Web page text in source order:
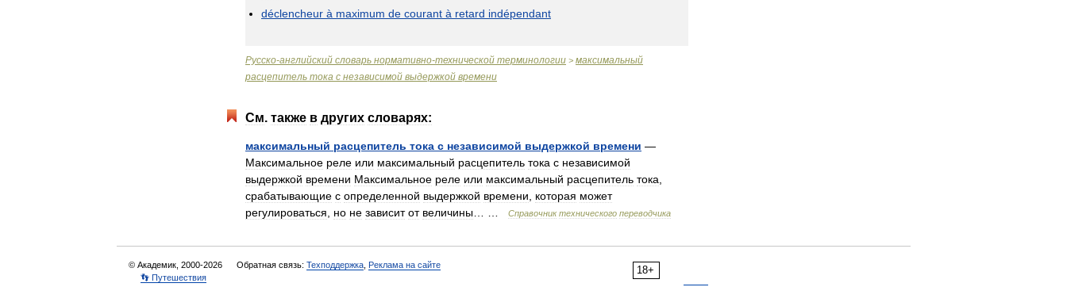
déclencheur à maximum de courant à retard indépendant
Русско-английский словарь нормативно-технической терминологии > максимальный
расцепитель тока с независимой выдержкой времени
См. также в других словарях:
максимальный расцепитель тока с независимой выдержкой времени —
Максимальное реле или максимальный расцепитель тока с независимой
выдержкой времени Максимальное реле или максимальный расцепитель тока
срабатывающие с определенной выдержкой времени которая может
регулироваться
но не зависит от величины Справочник технического переводчика
18+
© Академик, 2000-2026 Обратная связь: Техподдержка Реклама на сайте
👣 Путешествия